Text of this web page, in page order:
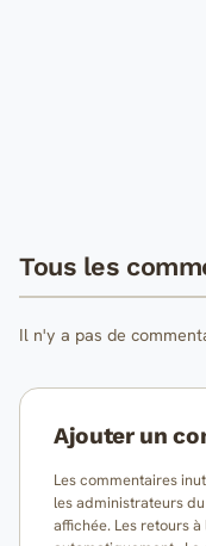
Tous les
Il n'y a pas de
Ajouter un
Les commentaires
les administrateurs
affichée. Les retours